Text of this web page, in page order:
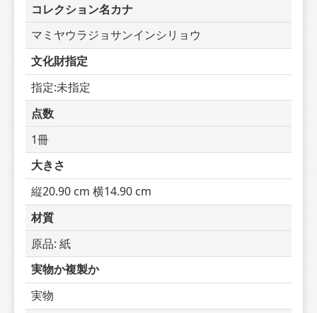
コレクション名カナ
マミヤウラジョサンインシリョウ
文化財指定
指定:未指定
点数
1冊
大きさ
縦20.90 cm 横14.90 cm
材質
原品: 紙
実物か複製か
実物